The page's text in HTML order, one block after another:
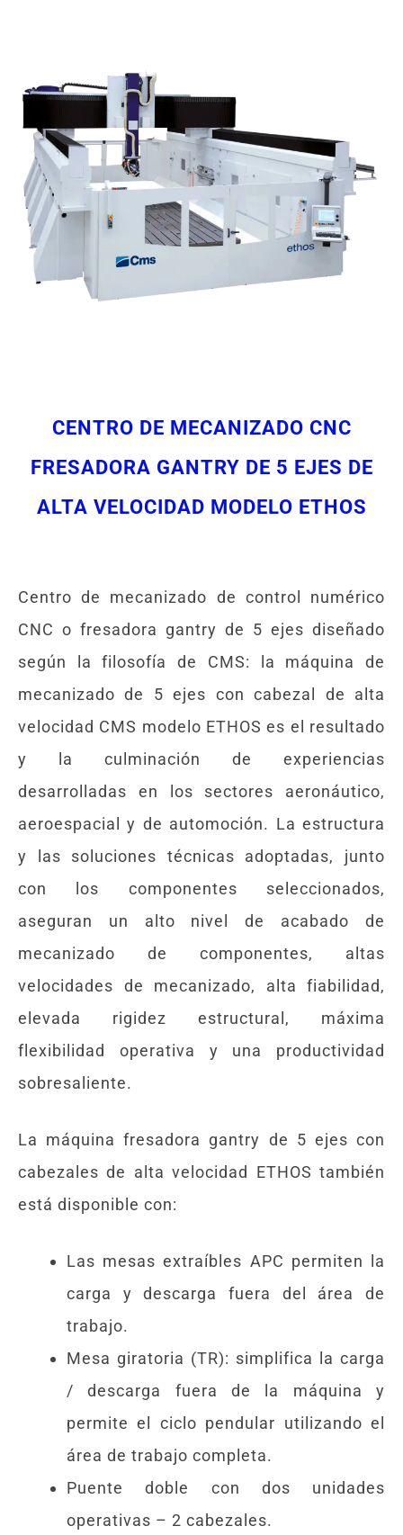
CENTRO DE MECANIZADO CNC
FRESADORA GANTRY DE 5 EJES DE
ALTA VELOCIDAD MODELO ETHOS
Centro de mecanizado de control numérico
CNC o fresadora gantry de 5 ejes diseñado
según la filosofía de CMS: la máquina de
mecanizado de 5 ejes con cabezal de alta
velocidad CMS modelo ETHOS es el resultado
y la culminación de experiencias
desarrolladas en los sectores aeronáutico,
aeroespacial y de automoción. La estructura
y las soluciones técnicas adoptadas, junto
con los componentes seleccionados,
aseguran un alto nivel de acabado de
mecanizado de componentes, altas
velocidades de mecanizado, alta fiabilidad,
elevada rigidez estructural, máxima
flexibilidad operativa y una productividad
sobresaliente.
La máquina fresadora gantry de 5 ejes con
cabezales de alta velocidad ETHOS también
está disponible con:
Las mesas extraíbles APC permiten la
carga y descarga fuera del área de
trabajo.
Mesa giratoria (TR): simplifica la carga
/ descarga fuera de la máquina y
permite el ciclo pendular utilizando el
área de trabajo completa.
Puente doble con dos unidades
operativas – 2 cabezales.